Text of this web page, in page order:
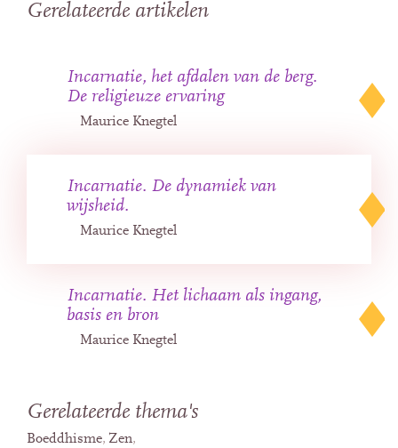
Gerelateerde artikelen
Incarnatie, het afdalen van de berg.
De religieuze ervaring
Maurice Knegtel
Incarnatie. De dynamiek van
wijsheid.
Maurice Knegtel
Incarnatie. Het lichaam als ingang,
basis en bron
Maurice Knegtel
Gerelateerde thema's
Boeddhisme Zen